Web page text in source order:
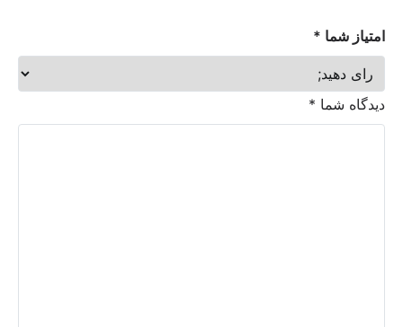
امتیاز شما *
دیدگاه شما *